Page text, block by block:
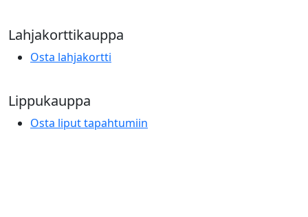
Lahjakorttikauppa
Osta lahjakortti
Lippukauppa
Osta liput tapahtumiin